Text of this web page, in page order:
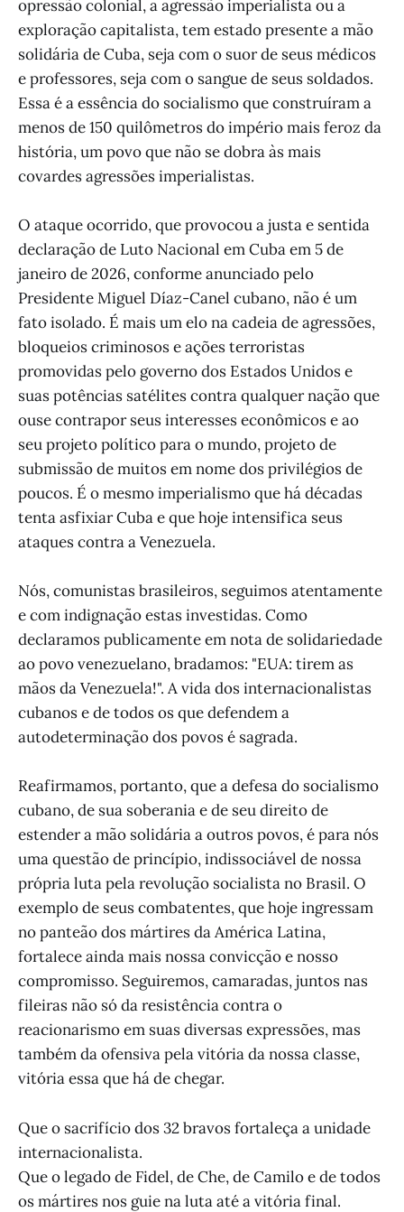
opressão colonial, a agressão imperialista ou a
exploração capitalista, tem estado presente a mão
solidária de Cuba, seja com o suor de seus médicos
e professores, seja com o sangue de seus soldados.
Essa é a essência do socialismo que construíram a
menos de 150 quilômetros do império mais feroz da
história, um povo que não se dobra às mais
covardes agressões imperialistas.
O ataque ocorrido, que provocou a justa e sentida
declaração de Luto Nacional em Cuba em 5 de
janeiro de 2026, conforme anunciado pelo
Presidente Miguel Díaz-Canel cubano, não é um
fato isolado. É mais um elo na cadeia de agressões,
bloqueios criminosos e ações terroristas
promovidas pelo governo dos Estados Unidos e
suas potências satélites contra qualquer nação que
ouse contrapor seus interesses econômicos e ao
seu projeto político para o mundo, projeto de
submissão de muitos em nome dos privilégios de
poucos. É o mesmo imperialismo que há décadas
tenta asfixiar Cuba e que hoje intensifica seus
ataques contra a Venezuela.
Nós, comunistas brasileiros, seguimos atentamente
e com indignação estas investidas. Como
declaramos publicamente em nota de solidariedade
ao povo venezuelano, bradamos: "EUA: tirem as
mãos da Venezuela!". A vida dos internacionalistas
cubanos e de todos os que defendem a
autodeterminação dos povos é sagrada.
Reafirmamos, portanto, que a defesa do socialismo
cubano, de sua soberania e de seu direito de
estender a mão solidária a outros povos, é para nós
uma questão de princípio, indissociável de nossa
própria luta pela revolução socialista no Brasil. O
exemplo de seus combatentes, que hoje ingressam
no panteão dos mártires da América Latina,
fortalece ainda mais nossa convicção e nosso
compromisso. Seguiremos, camaradas, juntos nas
fileiras não só da resistência contra o
reacionarismo em suas diversas expressões, mas
também da ofensiva pela vitória da nossa classe,
vitória essa que há de chegar.
Que o sacrifício dos 32 bravos fortaleça a unidade
internacionalista.
Que o legado de Fidel, de Che, de Camilo e de todos
os mártires nos guie na luta até a vitória final.